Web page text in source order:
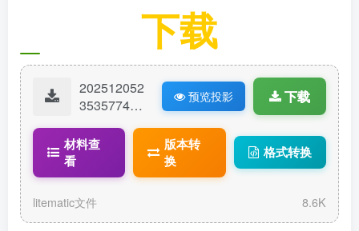
下载
202512052
35357743-
工厂1.2.lite
预览投影 下载
材料查
看
版本转
换
格式转换
litematic文件 8.6K